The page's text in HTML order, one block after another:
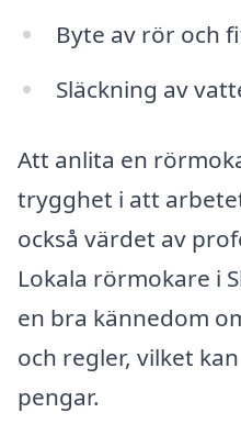
Byte av rör och
Släckning av
Att anlita en
trygghet i att
också värdet av
Lokala rörmokare i
en bra kännedom
och regler, vilket
pengar.